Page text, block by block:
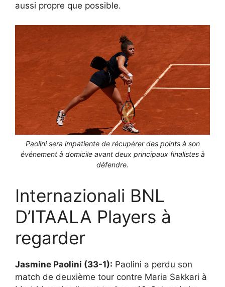
aussi propre que possible.
Paolini sera impatiente de récupérer des points à son
événement à domicile avant deux principaux finalistes à
défendre.
Internazionali BNL
D’ITAALA Players à
regarder
Jasmine Paolini (33-1): Paolini a perdu son
match de deuxième tour contre Maria Sakkari à